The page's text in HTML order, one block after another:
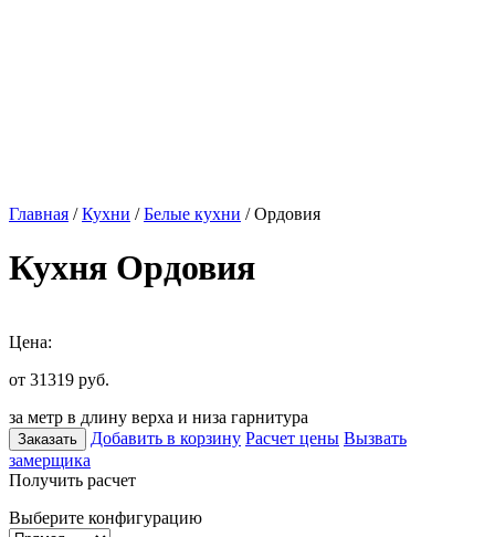
Главная /Кухни /Белые кухни / Ордовия
Кухня Ордовия
Цена:
от 31319 руб.
за метр в длину верха и низа гарнитура
Заказать Добавить в корзину Расчет цены Вызвать
замерщика
Получить расчет
Выберите конфигурацию